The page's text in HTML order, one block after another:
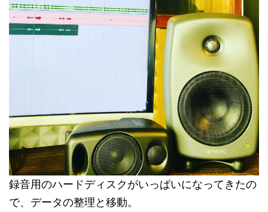
録音用のハードディスクがいっぱいになってきたの
で、データの整理と移動。